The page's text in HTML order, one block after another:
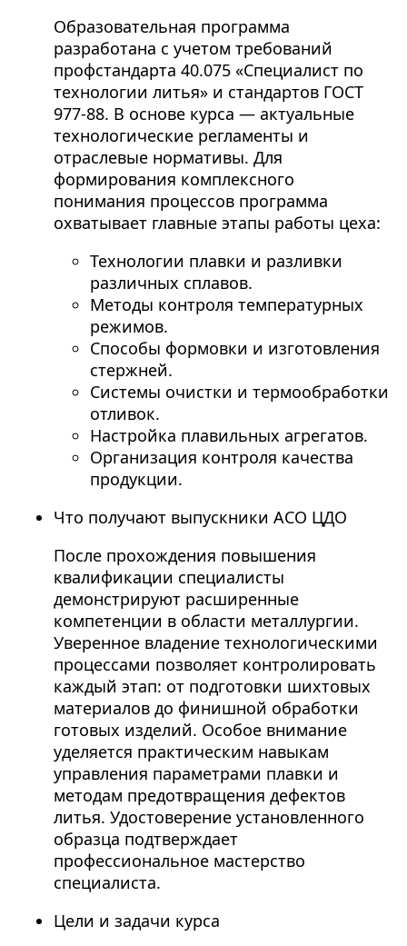
Образовательная программа
разработана с учетом требований
профстандарта 40.075 «Специалист по
технологии литья» и стандартов ГОСТ
977-88. В основе курса — актуальные
технологические регламенты и
отраслевые нормативы. Для
формирования комплексного
понимания процессов программа
охватывает главные этапы работы цеха:
Технологии плавки и разливки
различных сплавов.
Методы контроля температурных
режимов.
Способы формовки и изготовления
стержней.
Системы очистки и термообработки
отливок.
Настройка плавильных агрегатов.
Организация контроля качества
продукции.
Что получают выпускники АСО ЦДО
После прохождения повышения
квалификации специалисты
демонстрируют расширенные
компетенции в области металлургии.
Уверенное владение технологическими
процессами позволяет контролировать
каждый этап: от подготовки шихтовых
материалов до финишной обработки
готовых изделий. Особое внимание
уделяется практическим навыкам
управления параметрами плавки и
методам предотвращения дефектов
литья. Удостоверение установленного
образца подтверждает
профессиональное мастерство
специалиста.
Цели и задачи курса